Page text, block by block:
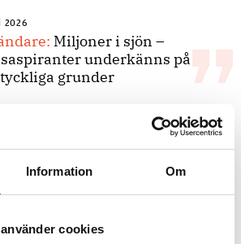
Information Om
cookies
2026
Miljoner i sjön –
underkänns på
grunder
Mårtensson:Snart 20 år i tjänst
ska han lära sig grunderna
2026